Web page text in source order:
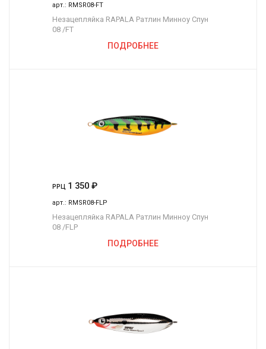
арт.: RMSR08-FT
Незацепляйка RAPALA Ратлин Минноу Спун
08 /FT
ПОДРОБНЕЕ
РРЦ 1 350 ₽
арт.: RMSR08-FLP
Незацепляйка RAPALA Ратлин Минноу Спун
08 /FLP
ПОДРОБНЕЕ